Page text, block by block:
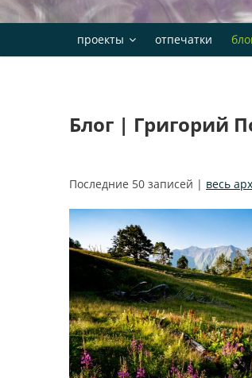
проекты отпечатки
Блог | Григорий
Последние 50 записей | весь